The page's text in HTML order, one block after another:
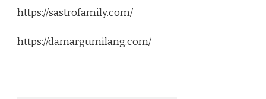
https://sastrofamily.com/
https://damargumilang.com/